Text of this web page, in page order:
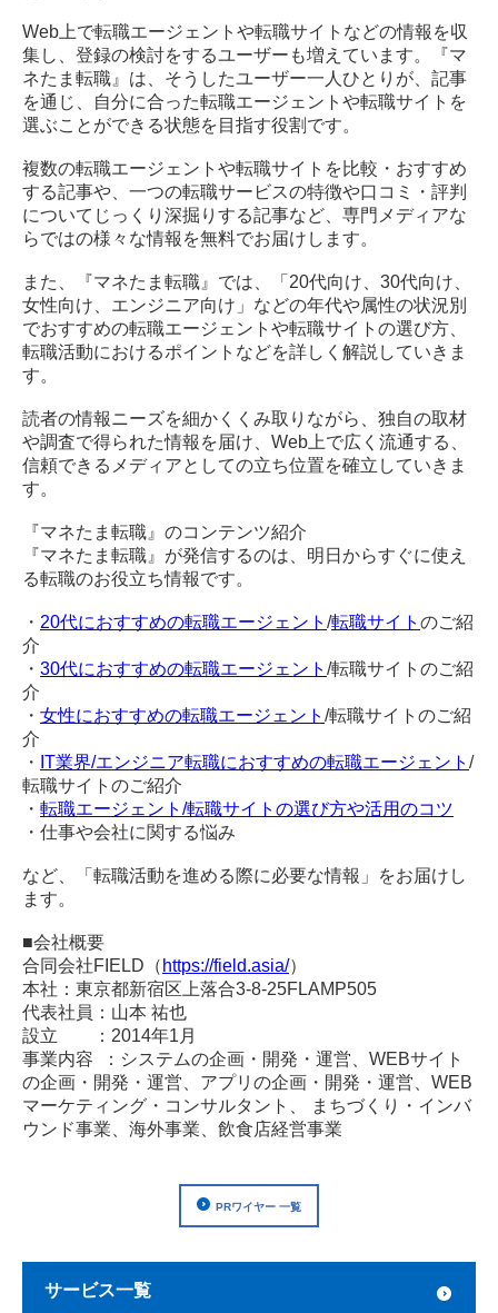
Web上で転職エージェントや転職サイトなどの情報を収
集し、登録の検討をするユーザーも増えています。『マ
ネたま転職』は、そうしたユーザー一人ひとりが、記事
を通じ、自分に合った転職エージェントや転職サイトを
選ぶことができる状態を目指す役割です。
複数の転職エージェントや転職サイトを比較・おすすめ
する記事や、一つの転職サービスの特徴や口コミ・評判
についてじっくり深掘りする記事など、専門メディアな
らではの様々な情報を無料でお届けします。
また、『マネたま転職』では、「20代向け、30代向け、
女性向け、エンジニア向け」などの年代や属性の状況別
でおすすめの転職エージェントや転職サイトの選び方、
転職活動におけるポイントなどを詳しく解説していきま
す。
読者の情報ニーズを細かくくみ取りながら、独自の取材
や調査で得られた情報を届け、Web上で広く流通する、
信頼できるメディアとしての立ち位置を確立していきま
す。
『マネたま転職』のコンテンツ紹介
『マネたま転職』が発信するのは、明日からすぐに使え
る転職のお役立ち情報です。
・ 20代におすすめの転職エージェント /転職サイト のご紹
介
・ 30代におすすめの転職エージェント /転職サイトのご紹
介
・ 女性におすすめの転職エージェント /転職サイトのご紹
介
・ IT業界/エンジニア転職におすすめの転職エージェント /
転職サイトのご紹介
・ 転職エージェント/転職サイトの選び方や活用のコツ
・仕事や会社に関する悩み
など、「転職活動を進める際に必要な情報」をお届けし
ます。
■会社概要
合同会社FIELD（ https://field.asia/）
本社：東京都新宿区上落合3-8-25FLAMP505
代表社員：山本 祐也
設立 ：2014年1月
事業内容 ：システムの企画・開発・運営、WEBサイト
の企画・開発・運営、アプリの企画・開発・運営、WEB
マーケティング・コンサルタント、 まちづくり・インバ
ウンド事業、海外事業、飲食店経営事業
PRワイヤー 一覧
サービス一覧